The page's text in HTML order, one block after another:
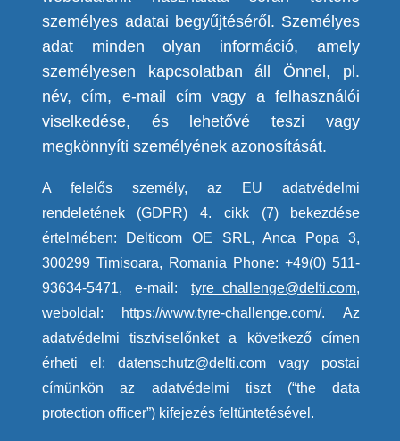
személyes adatai begyűjtéséről. Személyes
adat minden olyan információ, amely
személyesen kapcsolatban áll Önnel, pl.
név, cím, e-mail cím vagy a felhasználói
viselkedése, és lehetővé teszi vagy
megkönnyíti személyének azonosítását.
A felelősszemély, az EU adatvédelmi
rendeletének (GDPR) 4. cikk (7) bekezdése
értelmében: Delticom OE SRL, Anca Popa 3,
300299 Timisoara, Romania Phone: +49(0) 511-
93634-5471, e-mail:tyre_challenge@delti.com,
weboldal: https://www.tyre-challenge.com/. Az
adatvédelmi tisztviselőnket a következő címen
érheti el: datenschutz@delti.com vagy postai
címünkön az adatvédelmi tiszt (“the data
protection officer”) kifejezés feltüntetésével.